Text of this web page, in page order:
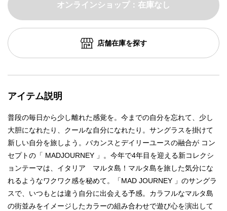
オンラインショップ：在庫なし
店舗在庫を探す
アイテム説明
普段の毎日から少し離れた感覚を。今までの自分を忘れて、少し
大胆になれたり、クールな自分になれたり。サングラスを掛けて
新しい自分を旅しよう。バカンスとデイリーユースの融合が コン
セプトの「 MADJOURNEY 」。今年で4年目を迎える新コレクシ
ョンテーマは、イタリア マルタ島！マルタ島を旅した気分にな
れるようなワクワク感を秘めて。「MAD JOURNEY 」のサングラ
スで、いつもとは違う自分に出会える予感。カラフルなマルタ島
の街並みをイメージしたカラーの組み合わせで遊び心を演出して